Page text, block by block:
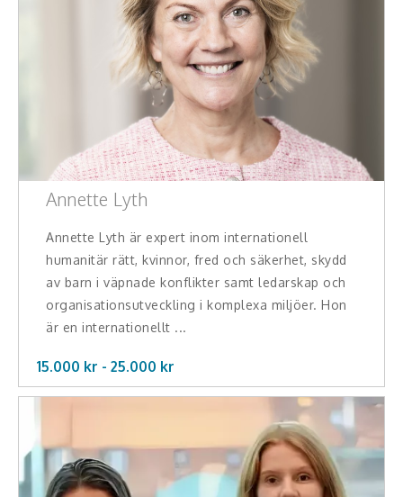
Annette Lyth
Annette Lyth är expert inom internationell
humanitär rätt, kvinnor, fred och säkerhet, skydd
av barn i väpnade konflikter samt ledarskap och
organisationsutveckling i komplexa miljöer. Hon
är en internationellt ...
15.000 kr - 25.000 kr